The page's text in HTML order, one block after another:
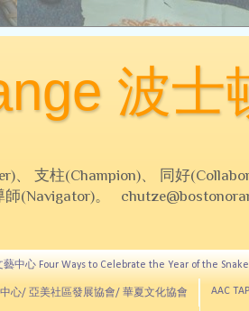
波士
、 支柱(Champion)、 同好
師(Navigator)。
藝中心 Four Ways to Celebrate the Year of the Snake
心/ 亞美社區發展協會/ 華夏文化協會 AAC